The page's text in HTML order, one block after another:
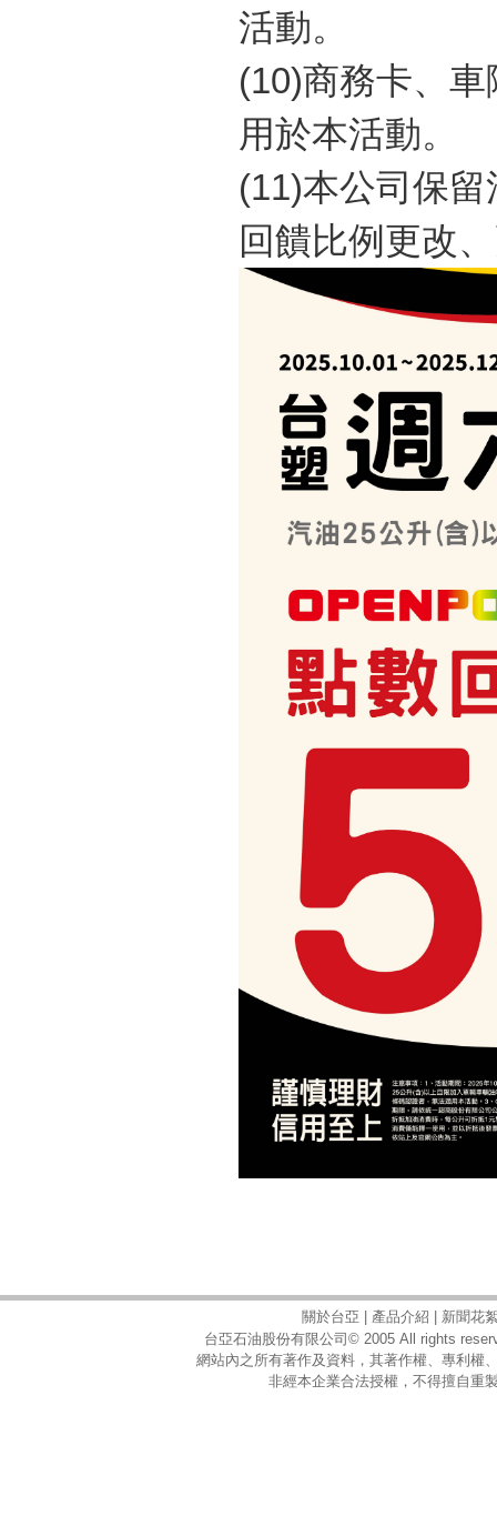
活動。
(10)商務卡、
用於本活動。
(11)本公司保
回饋比例更改
關於台亞 產品介紹
新聞花
台亞石油股份有限公司© 2005 All rights
網站內之所有著作及資料，其著作權、專利權
非經本企業合法授權，不得擅自重